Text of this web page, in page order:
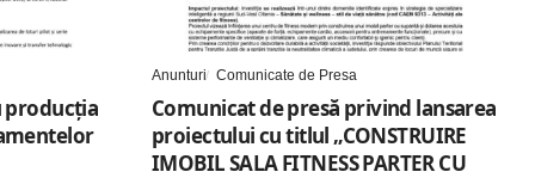
producția
Anunturi Comunicate de Presa
Comunicat de presă privind lansarea
proiectului cu titlul „CONSTRUIRE
IMOBIL SALA FITNESS PARTER CU